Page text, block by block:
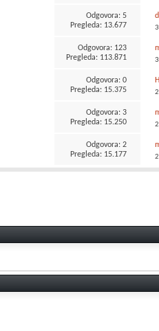
Odgovora: 5
Pregleda: 13.677
Odgovora: 123
Pregleda: 113.871
Odgovora: 0
Pregleda: 15.375
Odgovora: 3
Pregleda: 15.250
Odgovora: 2
Pregleda: 15.177